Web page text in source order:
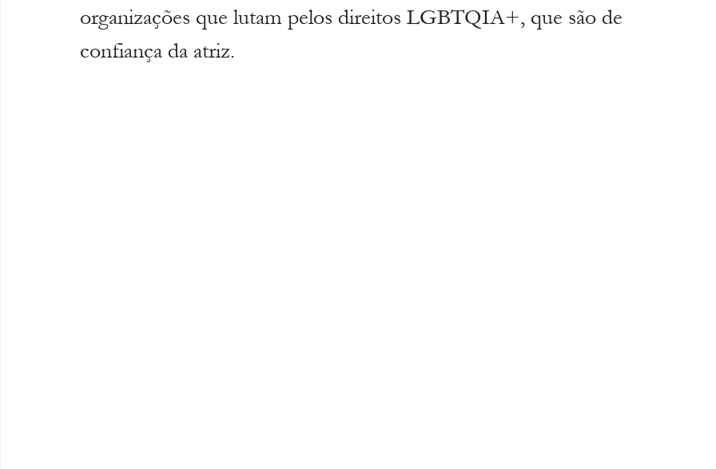
organizações que lutam pelos direitos LGBTQIA+, que são de
confiança da atriz.